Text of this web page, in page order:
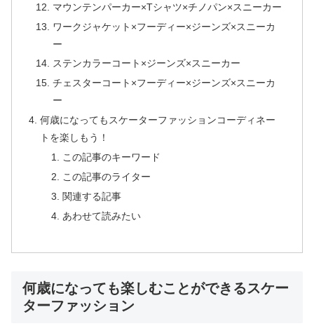
マウンテンパーカー×Tシャツ×チノパン×スニーカー
ワークジャケット×フーディー×ジーンズ×スニーカ
ー
ステンカラーコート×ジーンズ×スニーカー
チェスターコート×フーディー×ジーンズ×スニーカ
ー
何歳になってもスケーターファッションコーディネー
トを楽しもう！
この記事のキーワード
この記事のライター
関連する記事
あわせて読みたい
何歳になっても楽しむことができるスケー
ターファッション